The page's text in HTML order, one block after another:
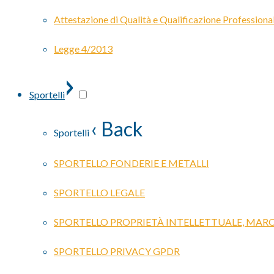
Attestazione di Qualità e Qualificazione
Legge 4/2013
Sportelli›
Sportelli ‹ Back
SPORTELLO FONDERIE E METALLI
SPORTELLO LEGALE
SPORTELLO PROPRIETÀ INTELLETTUALE,
SPORTELLO PRIVACY GPDR